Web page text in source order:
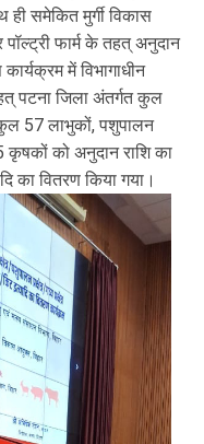
ही समेकित मुर्गी विकास
फार्म के तहत् अनुदान
में विभागाधीन
पटना जिला अंतर्गत कुल
कुल 57 लाभुकों, पशुपालन
कृषकों को अनुदान राशि का
का वितरण किया गया।